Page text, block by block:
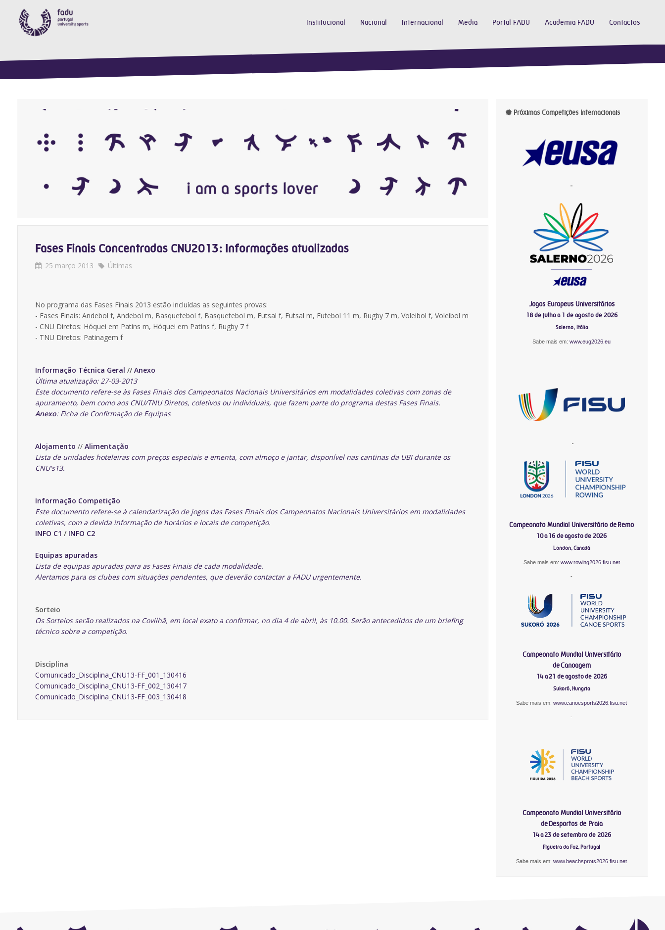
Institucional Nacional Internacional Media Portal FADU Academia FADU Contactos
Fases Finais Concentradas CNU2013: Informações atualizadas
25 março 2013 Últimas
No programa das Fases Finais 2013 estão incluídas as seguintes provas:
- Fases Finais: Andebol f, Andebol m, Basquetebol f, Basquetebol m, Futsal f, Futsal m, Futebol 11 m, Rugby 7 m, Voleibol f, Voleibol m
- CNU Diretos: Hóquei em Patins m, Hóquei em Patins f, Rugby 7 f
- TNU Diretos: Patinagem f
Informação Técnica Geral // Anexo
Última atualização: 27-03-2013
Este documento refere-se às Fases Finais dos Campeonatos Nacionais Universitários em modalidades coletivas com zonas de
apuramento, bem como aos CNU/TNU Diretos, coletivos ou individuais, que fazem parte do programa destas Fases Finais.
Anexo: Ficha de Confirmação de Equipas
Alojamento // Alimentação
Lista de unidades hoteleiras com preços especiais e ementa, com almoço e jantar, disponível nas cantinas da UBI durante os
CNU's13.
Informação Competição
Este documento refere-se à calendarização de jogos das Fases Finais dos Campeonatos Nacionais Universitários em modalidades
coletivas, com a devida informação de horários e locais de competição.
INFO C1 / INFO C2
Equipas apuradas
Lista de equipas apuradas para as Fases Finais de cada modalidade.
Alertamos para os clubes com situações pendentes, que deverão contactar a FADU urgentemente.
Sorteio
Os Sorteios serão realizados na Covilhã, em local exato a confirmar, no dia 4 de abril, às 10.00. Serão antecedidos de um briefing
técnico sobre a competição.
Disciplina
Comunicado_Disciplina_CNU13-FF_001_130416
Comunicado_Disciplina_CNU13-FF_002_130417
Comunicado_Disciplina_CNU13-FF_003_130418
Próximas Competições Internacionais
-
Jogos Europeus Universitários
18 de julho a 1 de agosto de 2026
Salerno, Itália
Sabe mais em:www.eug2026.eu
-
-
Campeonato Mundial Universitário de Remo
10 a 16 de agosto de 2026
London, Canadá
Sabe mais em: www.rowing2026.fisu.net
-
Campeonato Mundial Universitário
de Canoagem
14 a 21 de agosto de 2026
Sukoró, Hungria
Sabe mais em:www.canoesports2026.fisu.net
-
Campeonato Mundial Universitário
de Desportos de Praia
14 a 23 de setembro de 2026
Figueira da Foz, Portugal
Sabe mais em:www.beachsprots2026.fisu.net